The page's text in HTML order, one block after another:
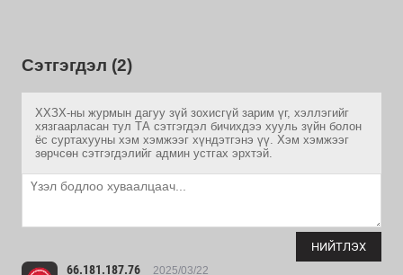
Сэтгэгдэл (2)
ХХЗХ-ны журмын дагуу зүй зохисгүй зарим үг, хэллэгийг
хязгаарласан тул ТА сэтгэгдэл бичихдээ хууль зүйн болон
ёс суртахууны хэм хэмжээг хүндэтгэнэ үү. Хэм хэмжээг
зөрчсөн сэтгэгдэлийг админ устгах эрхтэй.
НИЙТЛЭХ
66.181.187.76 2025/03/22